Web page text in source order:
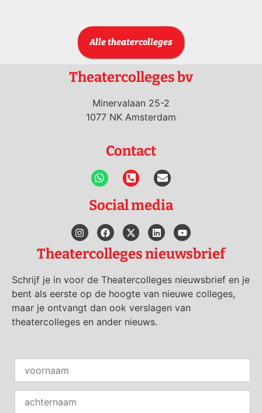
Alle theatercolleges
Theatercolleges bv
Minervalaan 25-2
1077 NK Amsterdam
Contact
Social media
Theatercolleges nieuwsbrief
Schrijf je in voor de Theatercolleges nieuwsbrief en je
bent als eerste op de hoogte van nieuwe colleges,
maar je ontvangt dan ook verslagen van
theatercolleges en ander nieuws.